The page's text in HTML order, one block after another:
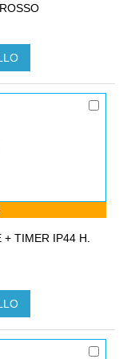
TIMER IP44 H.